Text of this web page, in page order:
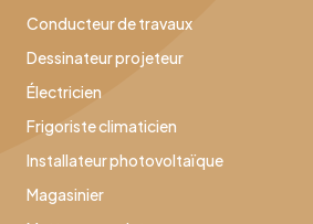
Conducteur de travaux
Dessinateur projeteur
Électricien
Frigoriste climaticien
Installateur photovoltaïque
Magasinier